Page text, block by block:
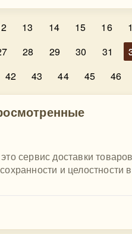
13 14 15 16
28 29 30 31
42 43 44 45 46
сервис доставки
и